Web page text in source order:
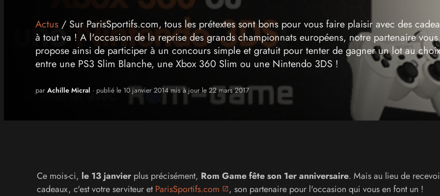
Actus / Sur ParisSportifs.com, tous les prétextes sont bons pour vous faire plaisir avec des
à tout va ! A l'occasion de la reprise des grands championnats européens, notre partenaire vous
propose ainsi de participer à un concours simple et gratuit pour tenter de gagner un lot au choix
entre une PS3 Slim Blanche, une Xbox 360 Slim ou une Nintendo 3DS !
par Achille Micral · publié le 10 janvier 2014 mis à jour le 22 mars 2017
Ce mois-ci, le 13 janvierplus précisément, Rom Game fête son 1er anniversaire. Mais au lieu de
cadeaux, c'est votre serviteur etParisSportifs.com , son partenaire pour l'occasion qui vous en font un !